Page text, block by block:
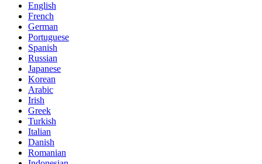
English
French
German
Portuguese
Spanish
Russian
Japanese
Korean
Arabic
Irish
Greek
Turkish
Italian
Danish
Romanian